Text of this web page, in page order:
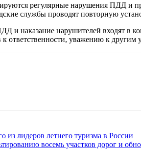
регулярные нарушения ПДД и
службы проводят повторную
и наказание нарушителей входят в
ответственности, уважению к
из лидеров летнего туризма в России
восемь участков дорог и